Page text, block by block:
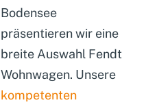
Bodensee
präsentieren wir eine
breite Auswahl Fendt
Wohnwagen. Unsere
kompetenten